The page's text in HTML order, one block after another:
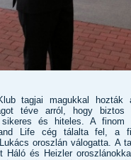
tagjai magukkal hozták
téve arról, hogy
és hiteles. A finom
and Life cég tálalta fel, a
oroszlán válogatta. A
Háló és Heizler